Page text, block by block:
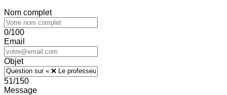
Nom complet
0/100
Email
Objet
51/150
Message